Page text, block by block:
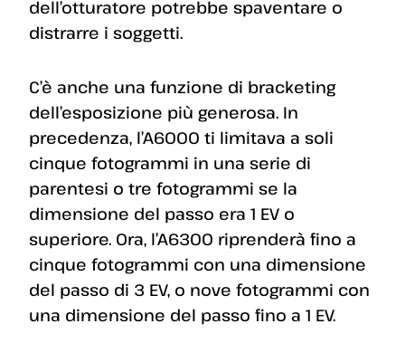
dell’otturatore potrebbe spaventare o
distrarre i soggetti.
C’è anche una funzione di bracketing
dell’esposizione più generosa. In
precedenza, l’A6000 ti limitava a soli
cinque fotogrammi in una serie di
parentesi o tre fotogrammi se la
dimensione del passo era 1 EV o
superiore. Ora, l’A6300 riprenderà fino a
cinque fotogrammi con una dimensione
del passo di 3 EV, o nove fotogrammi con
una dimensione del passo fino a 1 EV.